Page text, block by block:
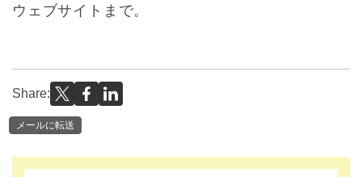
ウェブサイトまで。
Share:
メールに転送